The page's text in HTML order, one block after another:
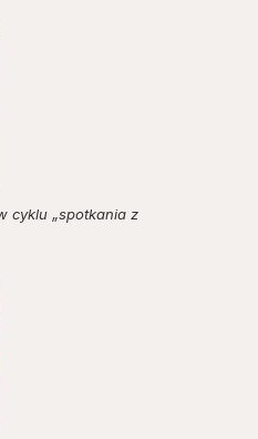
cyklu „spotkania z